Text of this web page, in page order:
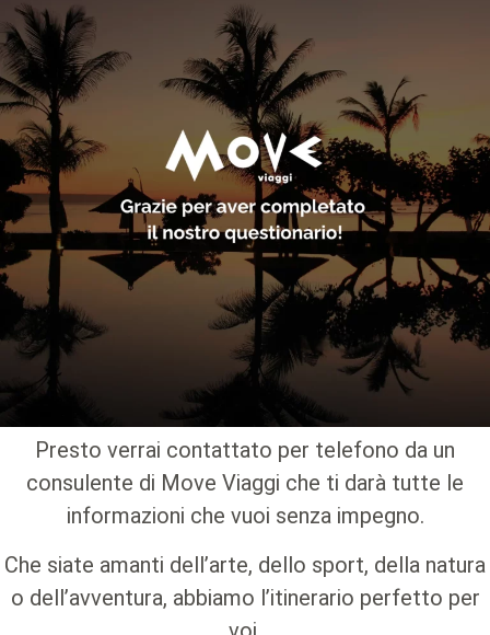
Presto verrai contattato per telefono da un
consulente di Move Viaggi che ti darà tutte le
informazioni che vuoi senza impegno.
Che siate amanti dell’arte, dello sport, della natura
o dell’avventura, abbiamo l’itinerario perfetto per